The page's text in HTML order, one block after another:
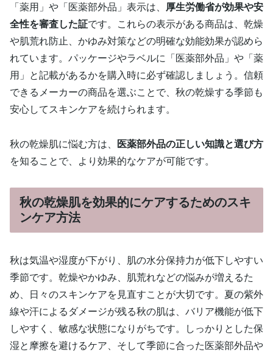
「薬用」や「医薬部外品」表示は、 厚生労働省が効果や安
全性を審査した証です。これらの表示がある商品は、乾燥
や肌荒れ防止、かゆみ対策などの明確な効能効果が認めら
れています。パッケージやラベルに「医薬部外品」や「薬
用」と記載があるかを購入時に必ず確認しましょう。信頼
できるメーカーの商品を選ぶことで、秋の乾燥する季節も
安心してスキンケアを続けられます。
秋の乾燥肌に悩む方は、
医薬部外品の正しい知識と選び方
を知ることで、より効果的なケアが可能です。
秋の乾燥肌を効果的にケアするためのスキ
ンケア方法
秋は気温や湿度が下がり、肌の水分保持力が低下しやすい
季節です。乾燥やかゆみ、肌荒れなどの悩みが増えるた
め、日々のスキンケアを見直すことが大切です。夏の紫外
線や汗によるダメージが残る秋の肌は、バリア機能が低下
しやすく、敏感な状態になりがちです。しっかりとした保
湿と摩擦を避けるケア、そして季節に合った医薬部外品や